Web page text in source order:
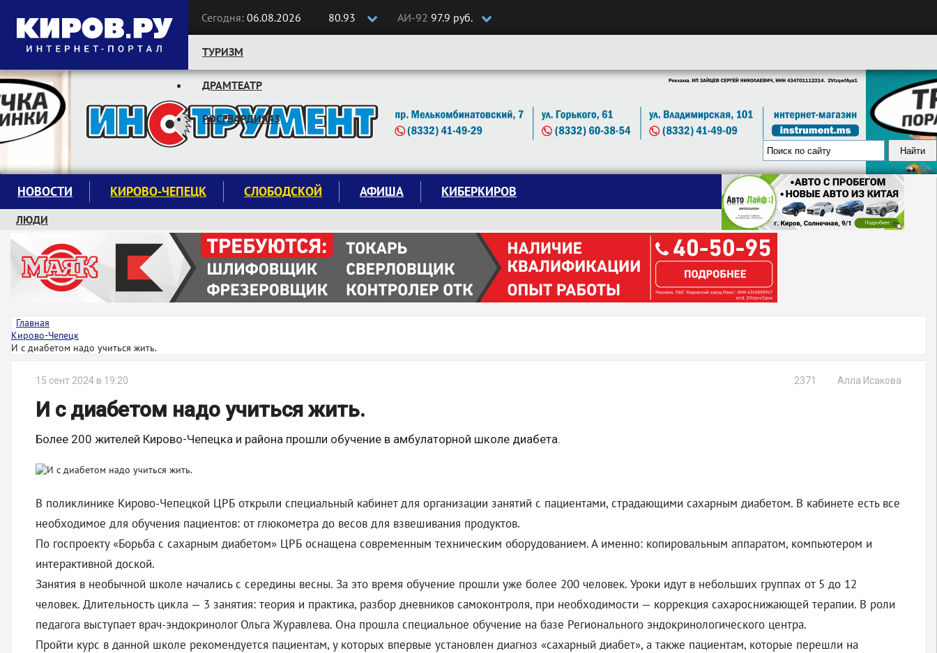
Сегодня: 06.08.2026 80.93 АИ-92 97.9 руб.
Следите за новостями:
ТУРИЗМ
ДРАМТЕАТР
РОСГВАРДИЯ43
НОВОСТИ КИРОВО-ЧЕПЕЦК СЛОБОДСКОЙ АФИША КИБЕРКИРОВ
ЛЮДИ
КРУЖКИ И СЕКЦИИ
ЗАВОДУ "МАЯК" 85 ЛЕТ
ЭКОЛОГИЯ
Главная
Кирово-Чепецк
И с диабетом надо учиться жить.
15 сент 2024 в 19:20 Алла Исакова
2371
И с диабетом надо учиться жить.
Более 200 жителей Кирово-Чепецка и района прошли обучение в амбулаторной школе диабета.
В поликлинике Кирово-Чепецкой ЦРБ открыли специальный кабинет для организации занятий с пациентами, страдающими сахарным диабетом. В кабинете есть все
необходимое для обучения пациентов: от глюкометра до весов для взвешивания продуктов.
По госпроекту «Борьба с сахарным диабетом» ЦРБ оснащена современным техническим оборудованием. А именно: копировальным аппаратом, компьютером и
интерактивной доской.
Занятия в необычной школе начались с середины весны. За это время обучение прошли уже более 200 человек. Уроки идут в небольших группах от 5 до 12
человек. Длительность цикла — 3 занятия: теория и практика, разбор дневников самоконтроля, при необходимости — коррекция сахароснижающей терапии. В роли
педагога выступает врач-эндокринолог Ольга Журавлева. Она прошла специальное обучение на базе Регионального эндокринологического центра.
Пройти курс в данной школе рекомендуется пациентам, у которых впервые установлен диагноз «сахарный диабет», а также пациентам, которые перешли на